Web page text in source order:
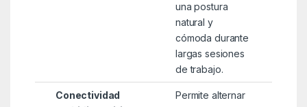
una postura
natural y
cómoda durante
largas sesiones
de trabajo.
Conectividad
Permite alternar